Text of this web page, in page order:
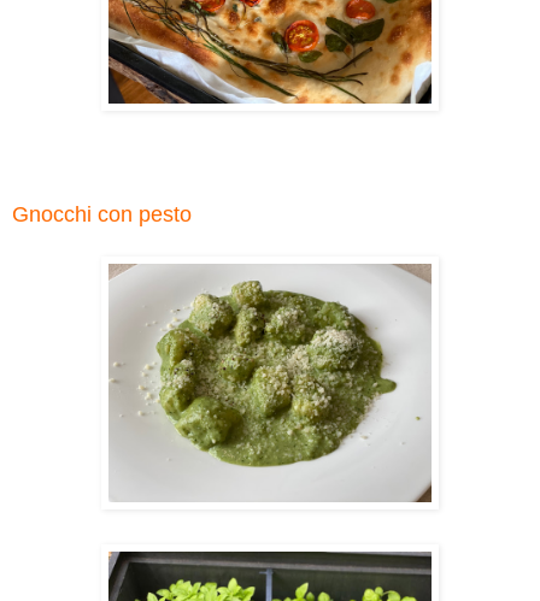
Gnocchi con pesto